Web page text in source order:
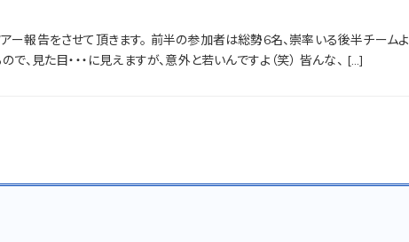
ー報告をさせて頂きます。 前半の参加者は総勢6名、崇率いる後半チームよ
、見た目・・・に見えますが、意外と若いんですよ（笑） 皆んな、 […]